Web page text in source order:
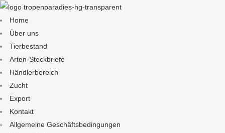
Home
Über uns
Tierbestand
Arten-Steckbriefe
Händlerbereich
Zucht
Export
Kontakt
Allgemeine Geschäftsbedingungen